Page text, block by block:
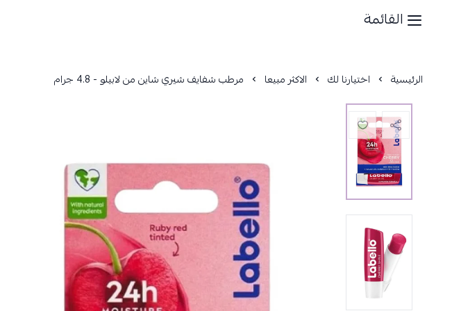
القائمة
الرئيسية اختيارنا لك الاكثر مبيعا مرطب شفايف شيري شاين من لابيلو - 4.8 جرام